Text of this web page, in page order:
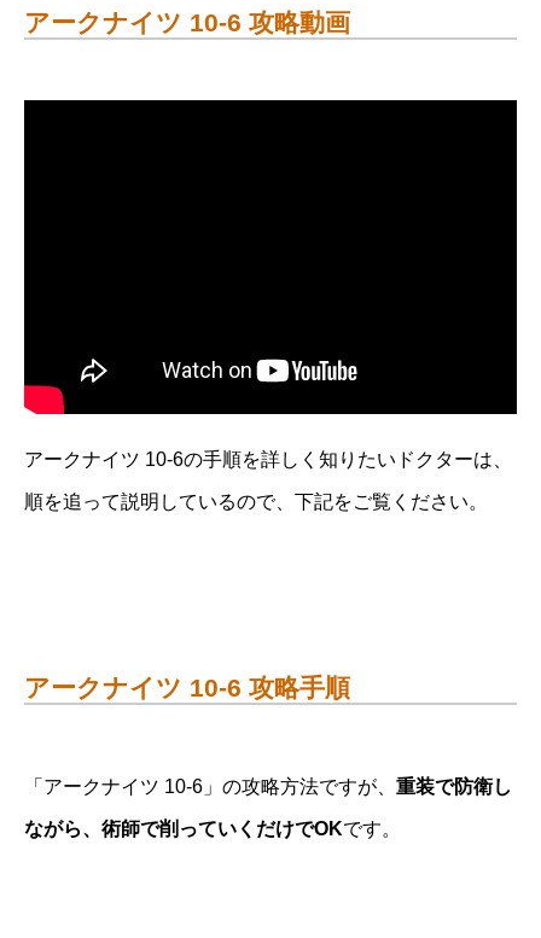
アークナイツ 10-6 攻略動画
アークナイツ 10-6の手順を詳しく知りたいドクターは、
順を追って説明しているので、下記をご覧ください。
アークナイツ 10-6 攻略手順
「アークナイツ 10-6」の攻略方法ですが、 重装で防衛し
ながら、術師で削っていくだけでOKです。